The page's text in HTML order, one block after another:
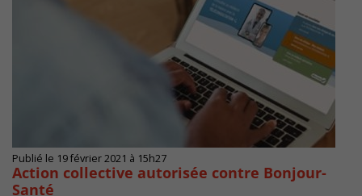
Publié le 19 février 2021 à 15h27
Action collective autorisée contre Bonjour-
Santé